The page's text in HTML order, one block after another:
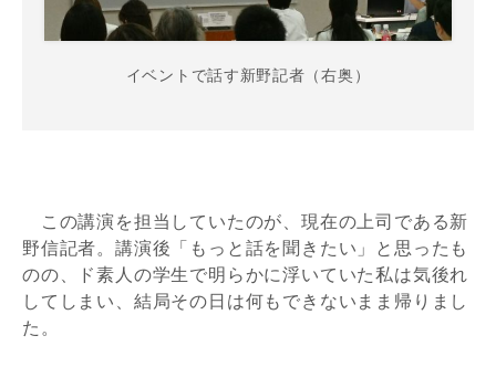
イベントで話す新野記者（右奥）
この講演を担当していたのが、現在の上司である新
野信記者。講演後「もっと話を聞きたい」と思ったも
のの、ド素人の学生で明らかに浮いていた私は気後れ
してしまい、結局その日は何もできないまま帰りまし
た。